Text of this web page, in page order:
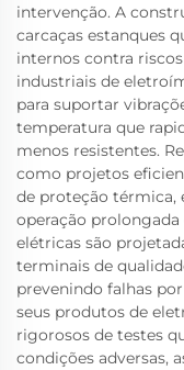
intervenção. A
carcaças estanques
internos contra
industriais de
para suportar
temperatura que
menos resistentes.
como projetos
de proteção térmica,
operação
elétricas são
terminais de
prevenindo falhas
seus produtos de
rigorosos de testes
condições adversas,